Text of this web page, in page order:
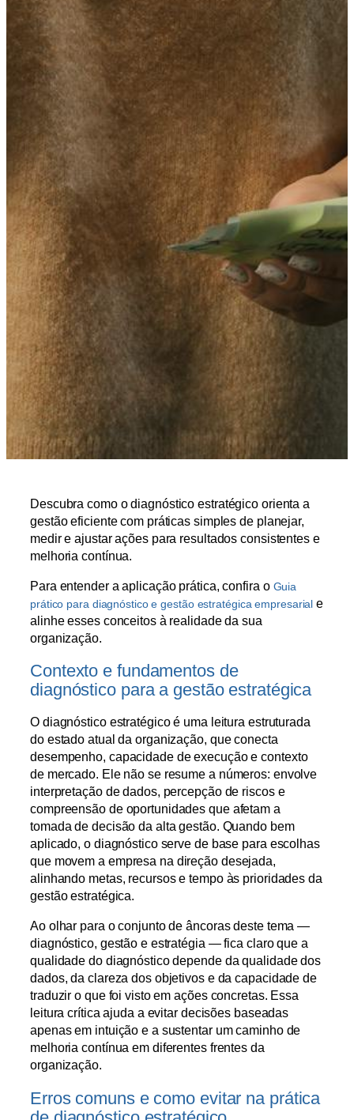
Descubra como o diagnóstico estratégico orienta a
gestão eficiente com práticas simples de planejar,
medir e ajustar ações para resultados consistentes e
melhoria contínua.
Para entender a aplicação prática, confira o Guia
prático para diagnóstico e gestão estratégica empresarial e
alinhe esses conceitos à realidade da sua
organização.
Contexto e fundamentos de
diagnóstico para a gestão estratégica
O diagnóstico estratégico é uma leitura estruturada
do estado atual da organização, que conecta
desempenho, capacidade de execução e contexto
de mercado. Ele não se resume a números: envolve
interpretação de dados, percepção de riscos e
compreensão de oportunidades que afetam a
tomada de decisão da alta gestão. Quando bem
aplicado, o diagnóstico serve de base para escolhas
que movem a empresa na direção desejada,
alinhando metas, recursos e tempo às prioridades da
gestão estratégica.
Ao olhar para o conjunto de âncoras deste tema —
diagnóstico, gestão e estratégia — fica claro que a
qualidade do diagnóstico depende da qualidade dos
dados, da clareza dos objetivos e da capacidade de
traduzir o que foi visto em ações concretas. Essa
leitura crítica ajuda a evitar decisões baseadas
apenas em intuição e a sustentar um caminho de
melhoria contínua em diferentes frentes da
organização.
Erros comuns e como evitar na prática